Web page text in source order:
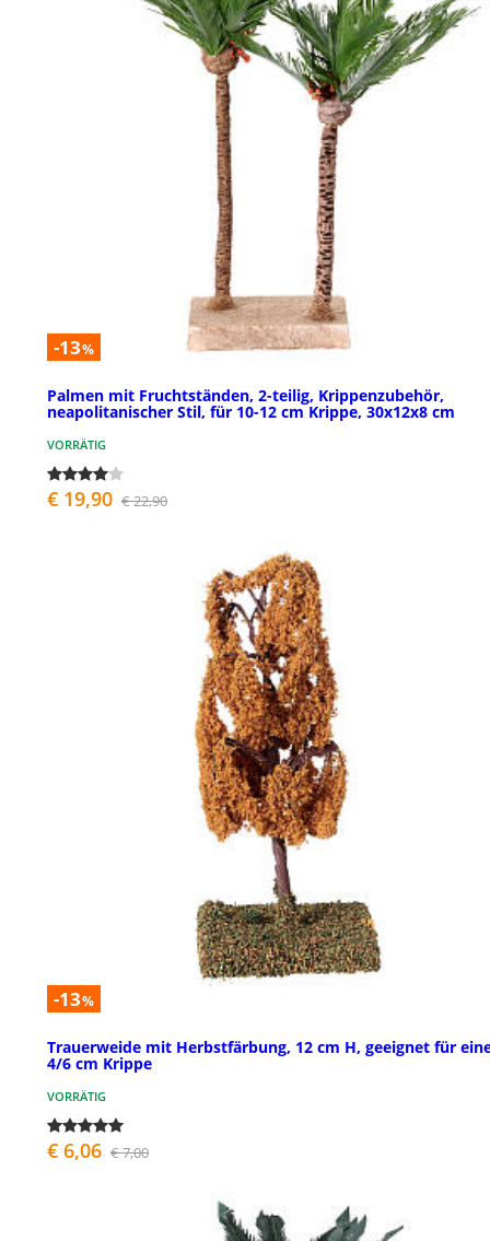
-13%
Palmen mit Fruchtständen, 2-teilig, Krippenzubehör,
neapolitanischer Stil, für 10-12 cm Krippe, 30x12x8 cm
VORRÄTIG
€ 19,90 € 22,90
-13%
Trauerweide mit Herbstfärbung, 12 cm H, geeignet für
4/6 cm Krippe
VORRÄTIG
€ 6,06 € 7,00